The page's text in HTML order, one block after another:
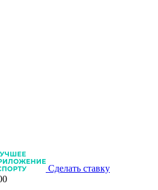
Сделать ставку